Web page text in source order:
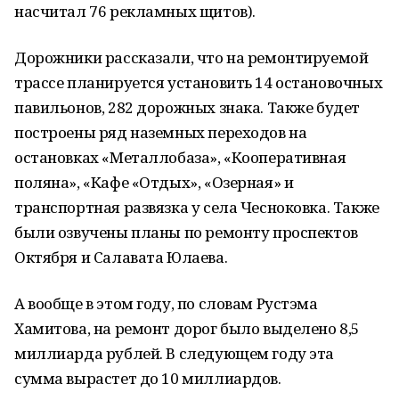
насчитал 76 рекламных щитов).
Дорожники рассказали, что на ремонтируемой
трассе планируется установить 14 остановочных
павильонов, 282 дорожных знака. Также будет
построены ряд наземных переходов на
остановках «Металлобаза», «Кооперативная
поляна», «Кафе «Отдых», «Озерная» и
транспортная развязка у села Чесноковка. Также
были озвучены планы по ремонту проспектов
Октября и Салавата Юлаева.
А вообще в этом году, по словам Рустэма
Хамитова, на ремонт дорог было выделено 8,5
миллиарда рублей. В следующем году эта
сумма вырастет до 10 миллиардов.